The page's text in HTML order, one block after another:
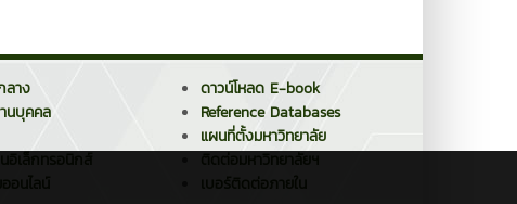
ลาง
นบุคคล
อิเล็กทรอนิกส์
นไลน์
ดาวน์โหลด E-book
Reference Databases
แผนที่ตั้งมหาวิทยาลัย
ติดต่อมหาวิทยาลัยฯ
เบอร์ติดต่อภายใน